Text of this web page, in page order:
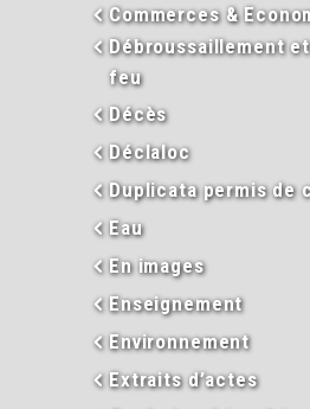
Commerces &
Débroussaillement
feu
Décès
Déclaloc
Duplicata permis de
Eau
En images
Enseignement
Environnement
Extraits d’actes